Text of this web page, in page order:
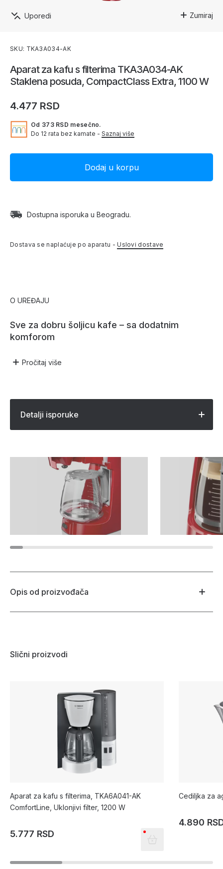
Zumiraj
Uporedi
Aparat za kafu s filterima TKA3A034-AK
Staklena posuda, CompactClass Extra, 1100 W
4.477 RSD
Od 373 RSD mesečno.
Do 12 rata bez kamate - Saznaj više
Dostupna isporuka u Beogradu.
Dostava se naplaćuje po aparatu -Uslovi dostave
SKU: TKA3A034-AK
O UREĐAJU
Sve za dobru šoljicu kafe – sa dodatnim
komforom
Pročitaj više
Detalji isporuke
Opis od proizvođača
Slični proizvodi
Aparat za kafu s filterima, TKA6A041-AK
ComfortLine, Uklonjivi filter, 1200 W
5.777 RSD
Cediljka za
4.890